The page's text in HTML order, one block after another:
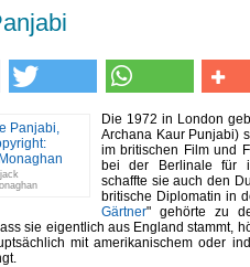
Die 1972 in London
Archana Kaur Punjabi)
im britischen Film und
bei der Berlinale für
schaffte sie auch den
britische Diplomatin in
Gärtner" gehörte zu
sie eigentlich aus England stammt,
mit amerikanischem oder